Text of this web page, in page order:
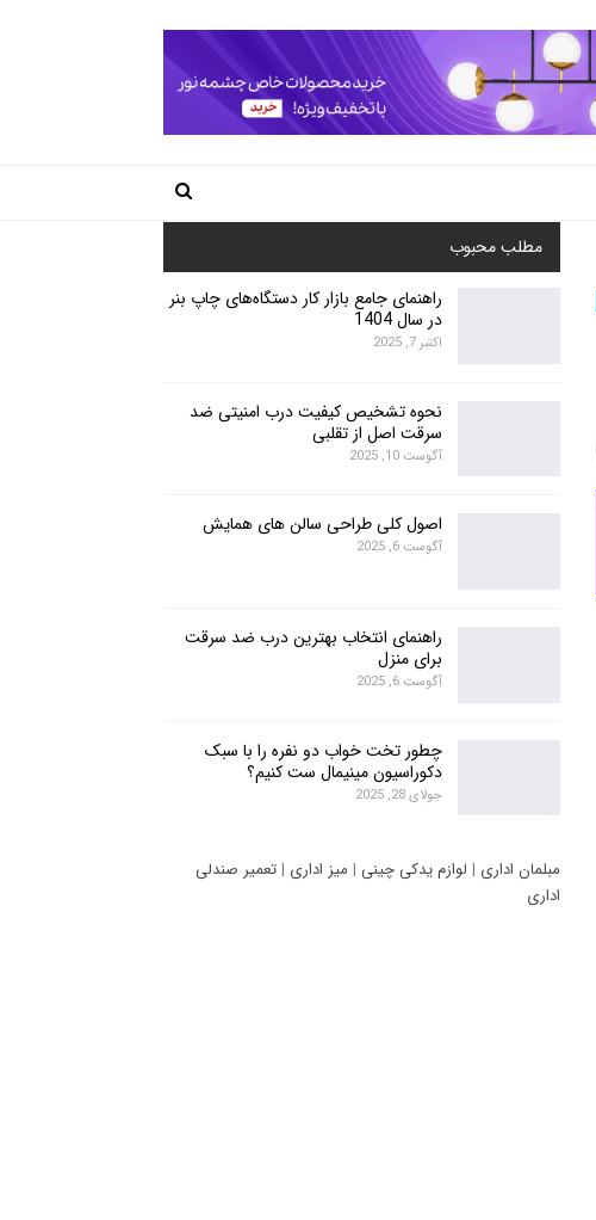
مطلب محبوب
راهنمای جامع بازار کار دستگاه‌های چاپ بنر
در سال 1404
اکتبر 7, 2025
نحوه تشخیص کیفیت درب امنیتی ضد
سرقت اصل از تقلبی
آگوست 10, 2025
اصول کلی طراحی سالن های همایش
آگوست 6, 2025
راهنمای انتخاب بهترین درب ضد سرقت
برای منزل
آگوست 6, 2025
چطور تخت خواب دو نفره را با سبک
دکوراسیون مینیمال ست کنیم؟
جولای 28, 2025
مبلمان اداری | لوازم یدکی چینی | میز اداری | تعمیر صندلی
اداری